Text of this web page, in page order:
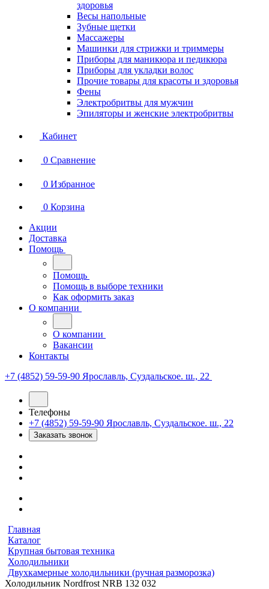
здоровья
Весы напольные
Зубные щетки
Массажеры
Машинки для стрижки и триммеры
Приборы для маникюра и педикюра
Приборы для укладки волос
Прочие товары для красоты и здоровья
Фены
Электробритвы для мужчин
Эпиляторы и женские электробритвы
Кабинет
0 Сравнение
0 Избранное
0 Корзина
Акции
Доставка
Помощь
Помощь
Помощь в выборе техники
Как оформить заказ
О компании
О компании
Вакансии
Контакты
+7 (4852) 59-59-90 Ярославль, Суздальское. ш., 22
Телефоны
+7 (4852) 59-59-90 Ярославль, Суздальское. ш., 22
Заказать звонок
Главная
Каталог
Крупная бытовая техника
Холодильники
Двухкамерные холодильники (ручная разморозка)
Холодильник Nordfrost NRB 132 032